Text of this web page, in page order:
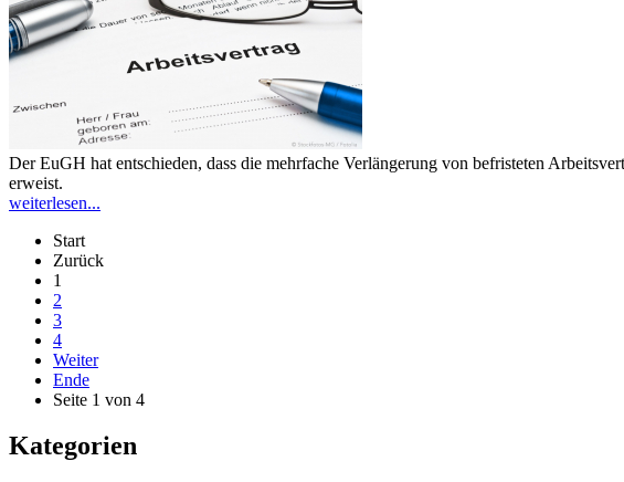
Der EuGH hat entschieden, dass die mehrfache Verlängerung von befristeten
erweist.
weiterlesen...
Start
Zurück
1
2
3
4
Weiter
Ende
Seite 1 von 4
Kategorien